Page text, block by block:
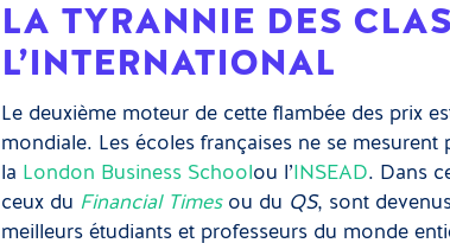
LA TYRANNIE DES
L’INTERNATIONAL
Le deuxième moteur de cette flambée des prix
mondiale. Les écoles françaises ne se
la London Business School ou l’ INSEAD. Dans
ceux du Financial Timesou du QS, sont
meilleurs étudiants et professeurs du monde